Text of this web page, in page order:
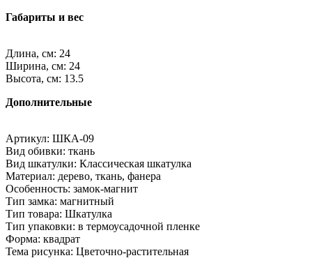
Габариты и вес
Длина, см: 24
Ширина, см: 24
Высота, см: 13.5
Дополнительные
Артикул: ШКА-09
Вид обивки: ткань
Вид шкатулки: Классическая шкатулка
Материал: дерево, ткань, фанера
Особенность: замок-магнит
Тип замка: магнитный
Тип товара: Шкатулка
Тип упаковки: в термоусадочной пленке
Форма: квадрат
Тема рисунка: Цветочно-растительная